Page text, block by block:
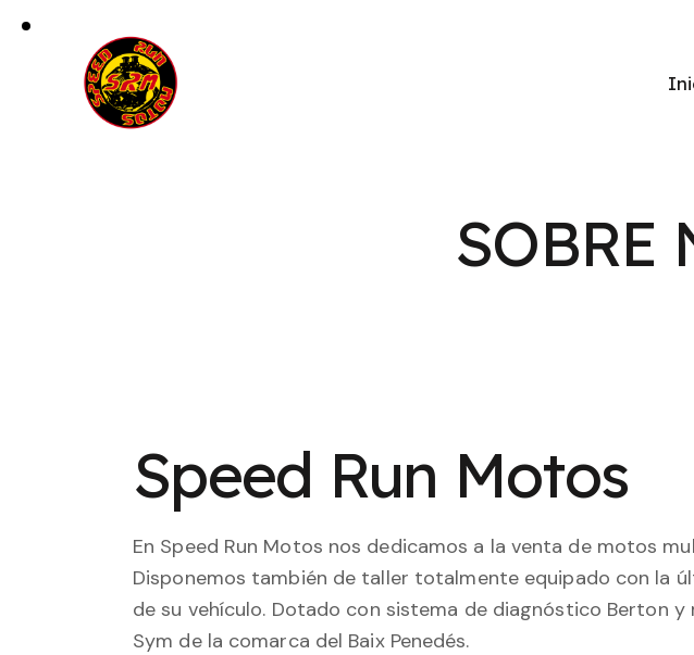
SOBRE
Speed Run Motos
En Speed Run Motos nos dedicamos a la venta de motos
Disponemos también de taller totalmente equipado con la
de su vehículo. Dotado con sistema de diagnóstico Berton
Sym de la comarca del Baix Penedés.